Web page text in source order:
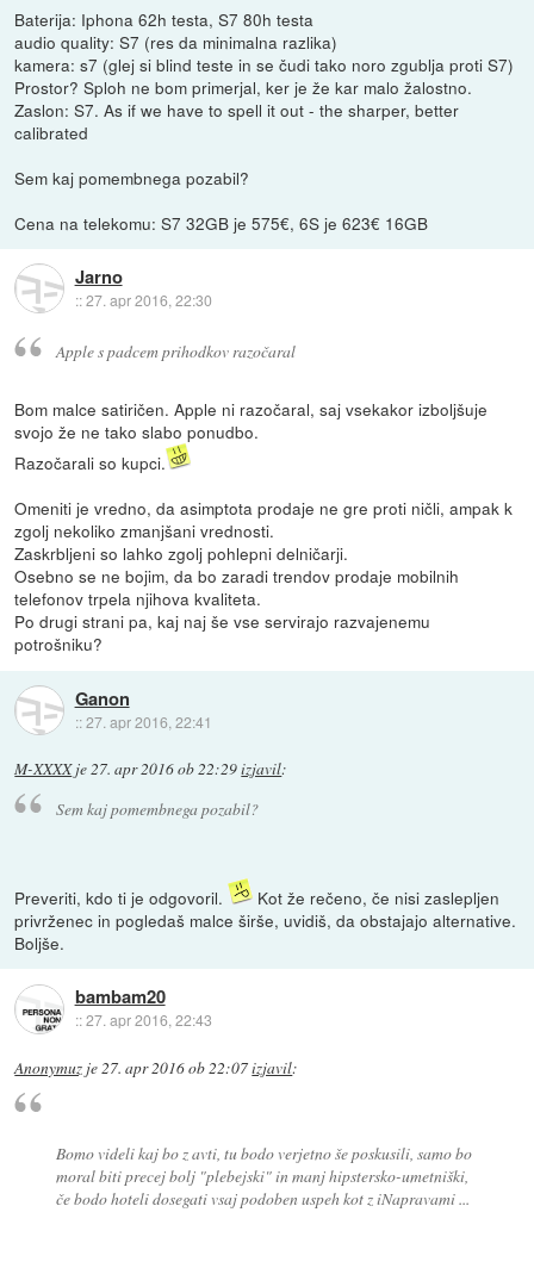
Baterija: Iphona 62h testa, S7 80h testa
audio quality: S7 (res da minimalna razlika)
kamera: s7 (glej si blind teste in se čudi tako noro zgublja proti S7)
Prostor? Sploh ne bom primerjal, ker je že kar malo žalostno.
Zaslon: S7. As if we have to spell it out - the sharper, better
calibrated
Sem kaj pomembnega pozabil?
Cena na telekomu: S7 32GB je 575€, 6S je 623€ 16GB
Jarno
::27. apr 2016, 22:30
Apple s padcem prihodkov razočaral
Bom malce satiričen. Apple ni razočaral, saj vsekakor izboljšuje
svojo že ne tako slabo ponudbo.
Razočarali so kupci.
Omeniti je vredno, da asimptota prodaje ne gre proti ničli, ampak k
zgolj nekoliko zmanjšani vrednosti.
Zaskrbljeni so lahko zgolj pohlepni delničarji.
Osebno se ne bojim, da bo zaradi trendov prodaje mobilnih
telefonov trpela njihova kvaliteta.
Po drugi strani pa, kaj naj še vse servirajo razvajenemu
potrošniku?
Ganon
::27. apr 2016, 22:41
M-XXXXje27. apr 2016 ob 22:29izjavil:
Sem kaj pomembnega pozabil?
Preveriti, kdo ti je odgovoril.
Kot že rečeno, če nisi zaslepljen
privrženec in pogledaš malce širše, uvidiš, da obstajajo alternative.
Boljše.
bambam20
::27. apr 2016, 22:43
Anonymuz je27. apr 2016 ob 22:07izjavil:
Bomo videli kaj bo z avti, tu bodo verjetno še poskusili, samo bo
moral biti precej bolj "plebejski" in manj hipstersko-umetniški,
če bodo hoteli dosegati vsaj podoben uspeh kot z iNapravami ...